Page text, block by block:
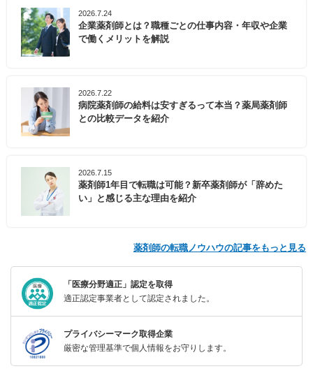
2026.7.24
企業薬剤師とは？職種ごとの仕事内容・年収や企業
で働くメリットを解説
2026.7.22
病院薬剤師の給料は安すぎるって本当？薬局薬剤師
との比較データを紹介
2026.7.15
薬剤師1年目で転職は可能？新卒薬剤師が「辞めた
い」と感じる主な理由を紹介
薬剤師の転職ノウハウの記事をもっと見る
「医療分野適正」認定を取得
適正認定事業者として認定されました。
プライバシーマーク取得企業
厳密な管理基準で個人情報をお守りします。